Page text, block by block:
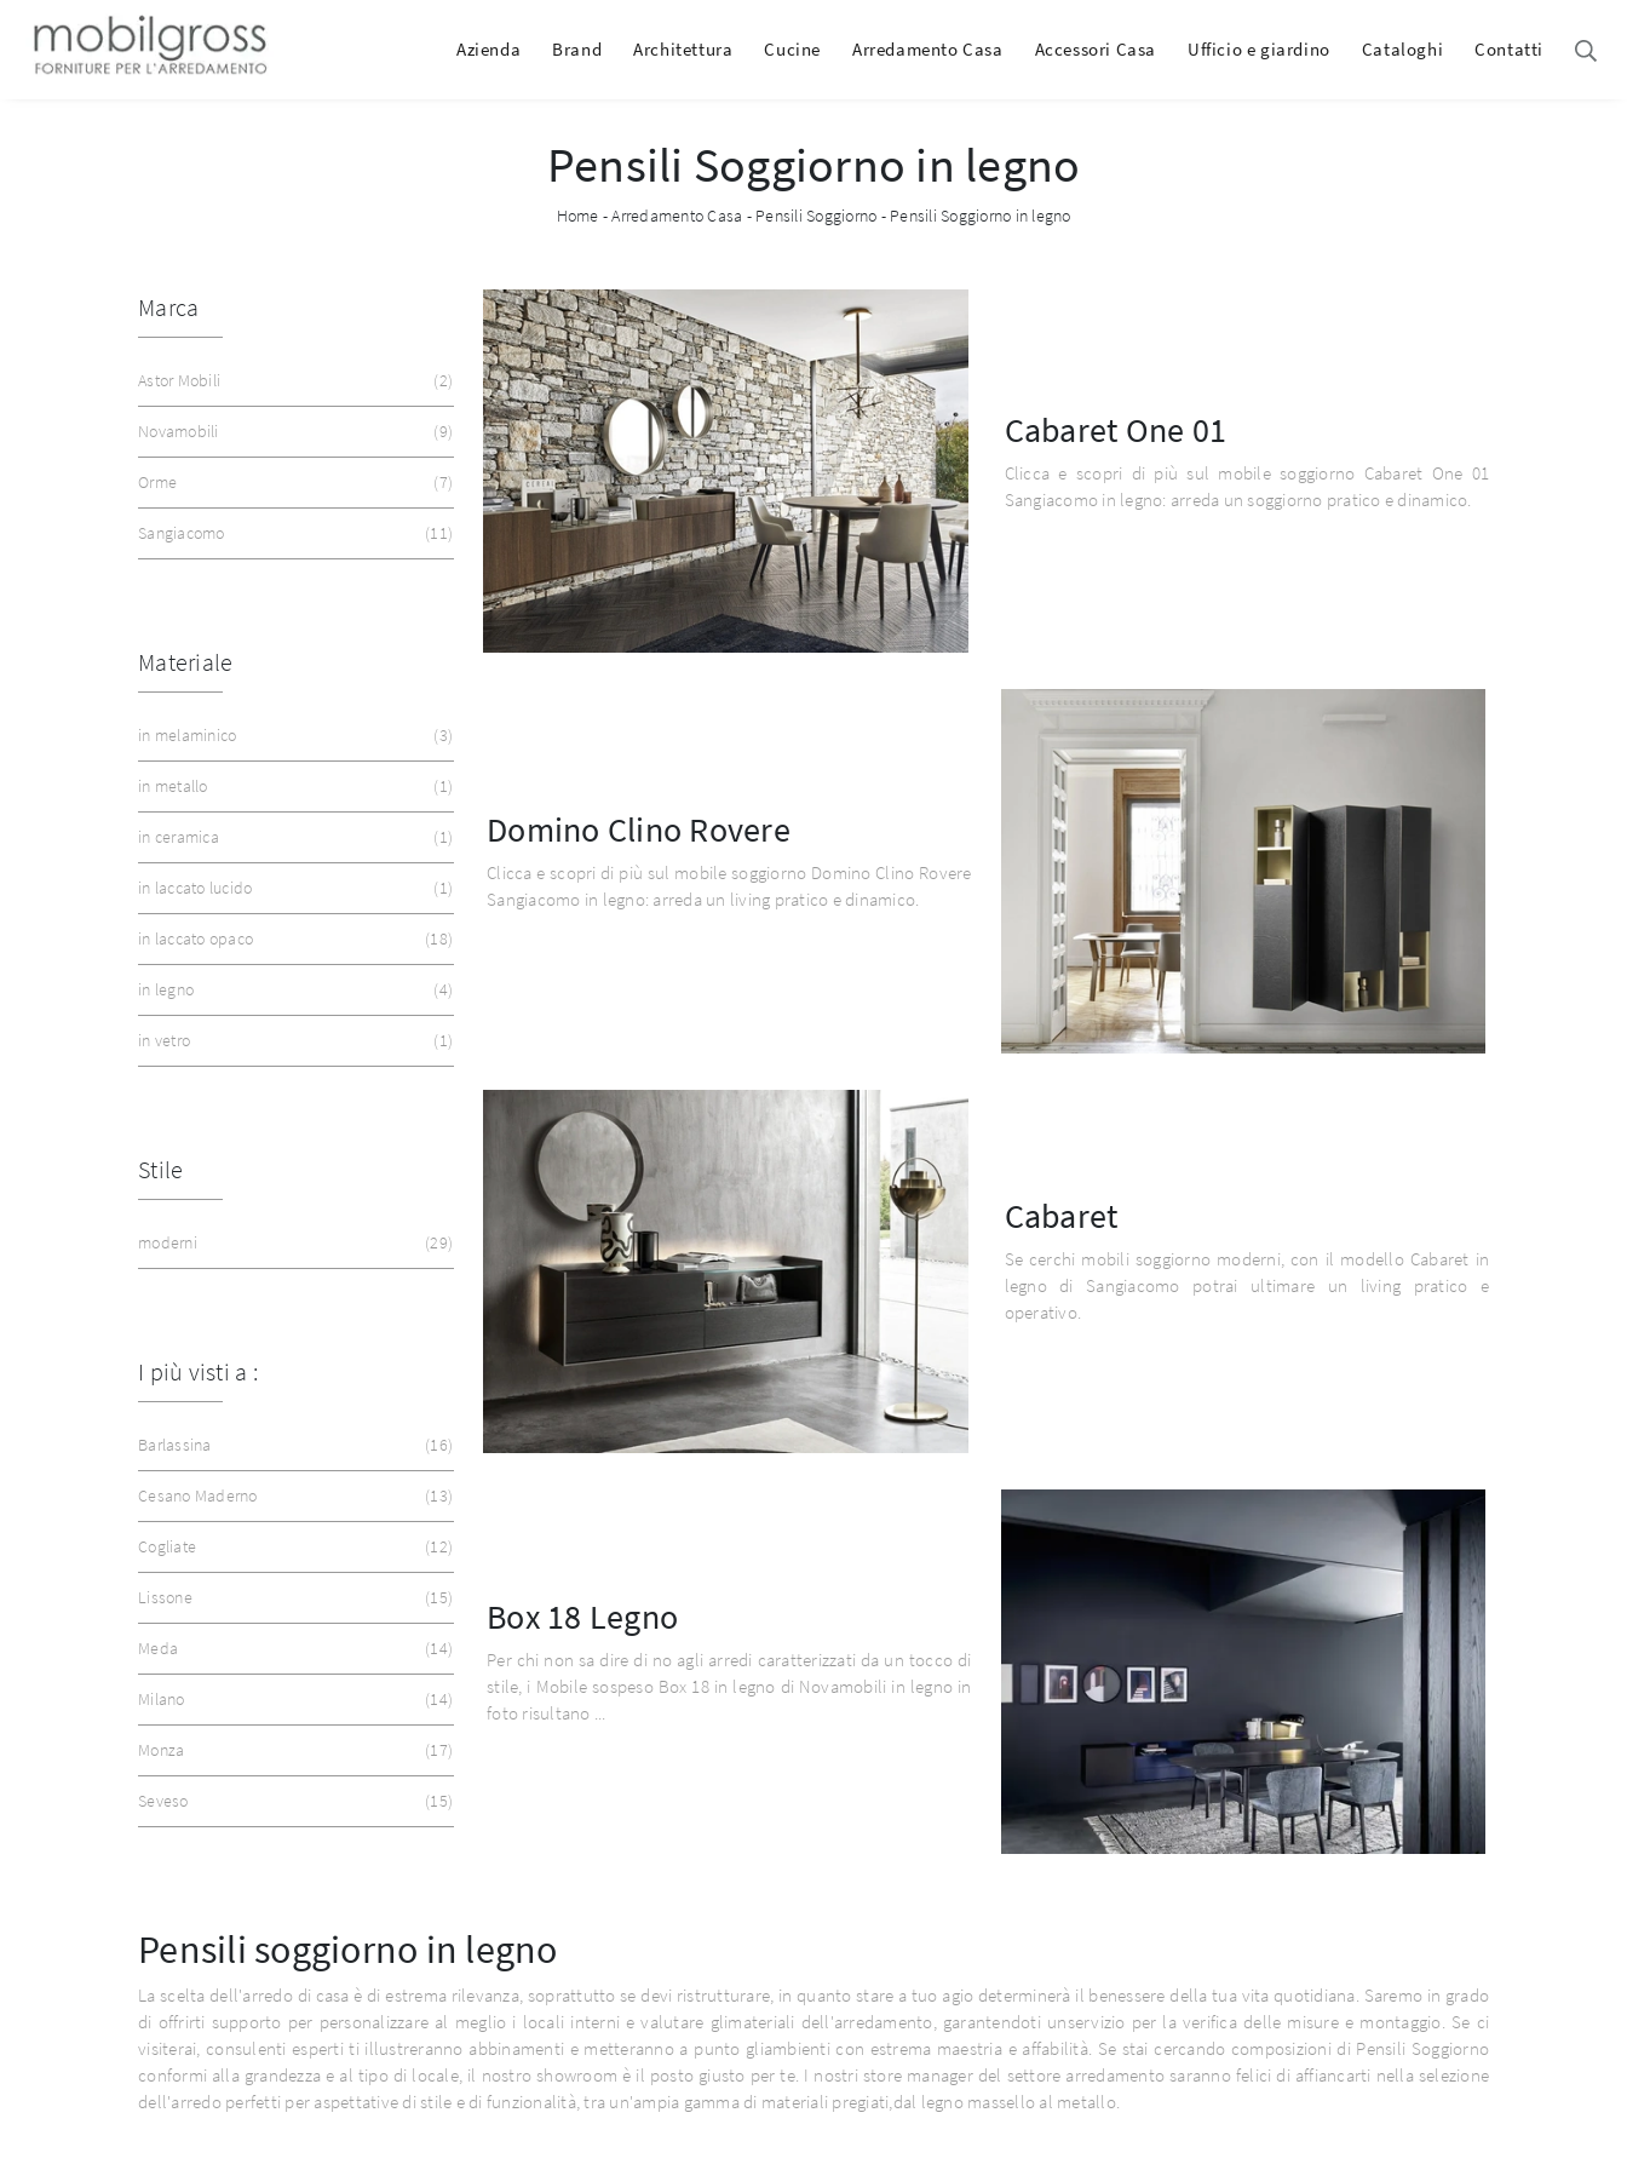
Azienda Brand Architettura Cucine Arredamento Casa Accessori Casa Ufficio e giardino Cataloghi Contatti
Pensili Soggiorno in legno
Home -Arredamento Casa - Pensili Soggiorno - Pensili Soggiorno in legno
Cabaret One 01
Clicca e scopri di più sul mobile soggiorno Cabaret One 01
Sangiacomo in legno: arreda un soggiorno pratico e dinamico.
Domino Clino Rovere
Clicca e scopri di più sul mobile soggiorno Domino Clino Rovere
Sangiacomo in legno: arreda un living pratico e dinamico.
Cabaret
Se cerchi mobili soggiorno moderni, con il modello Cabaret in
legno di Sangiacomo potrai ultimare un living pratico e
operativo.
Box 18 Legno
Per chi non sa dire di no agli arredi caratterizzati da un tocco di
stile, i Mobile sospeso Box 18 in legno di Novamobili in legno in
foto risultano ...
Marca
Astor Mobili 2
Novamobili 9
Orme 7
Sangiacomo 11
Materiale
in melaminico 3
in metallo 1
in ceramica 1
in laccato lucido 1
in laccato opaco 18
in legno 4
in vetro 1
Stile
moderni 29
I più visti a :
Barlassina 16
Cesano Maderno 13
Cogliate 12
Lissone 15
Meda 14
Milano 14
Monza 17
Seveso 15
Pensili soggiorno in legno
La scelta dell'arredo di casa è di estrema rilevanza, soprattutto se devi ristrutturare, in quanto stare a tuo agio determinerà il benessere della tua vita quotidiana. Saremo in grado
di offrirti supporto per personalizzare al meglio i locali interni e valutare glimateriali dell'arredamento, garantendoti unservizio per la verifica delle misure e montaggio. Se ci
visiterai, consulenti esperti ti illustreranno abbinamenti e metteranno a punto gliambienti con estrema maestria e affabilità. Se stai cercando composizioni di Pensili Soggiorno
conformi alla grandezza e al tipo di locale, il nostro showroom è il posto giusto per te. I nostri store manager del settore arredamento saranno felici di affiancarti nella selezione
dell'arredo perfetti per aspettative di stile e di funzionalità, tra un'ampia gamma di materiali pregiati,dal legno massello al metallo.